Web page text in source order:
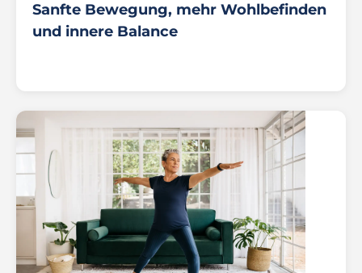
Sanfte Bewegung, mehr Wohlbefinden
und innere Balance